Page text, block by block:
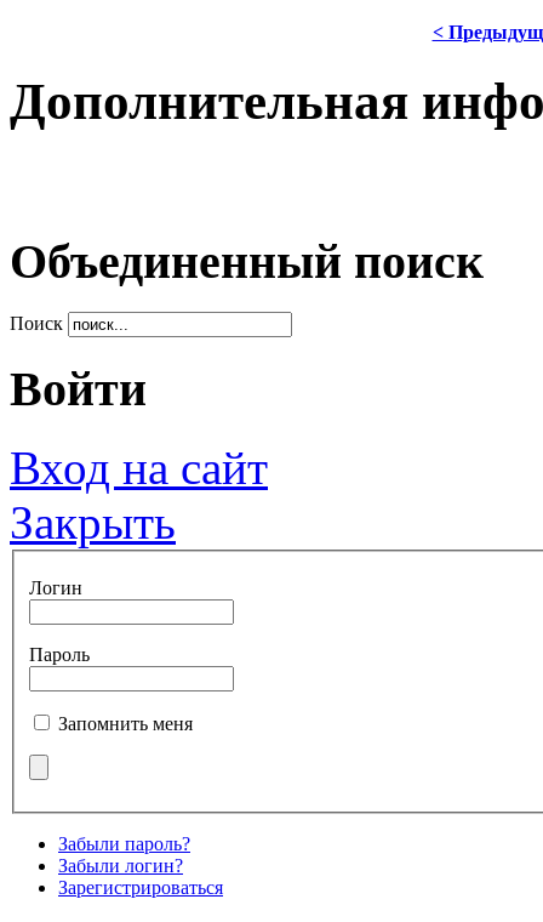
<
Дополнительная
Объединенный поиск
Поиск
Войти
Вход на сайт
Закрыть
Логин
Пароль
Запомнить меня
Забыли пароль?
Забыли логин?
Зарегистрироваться